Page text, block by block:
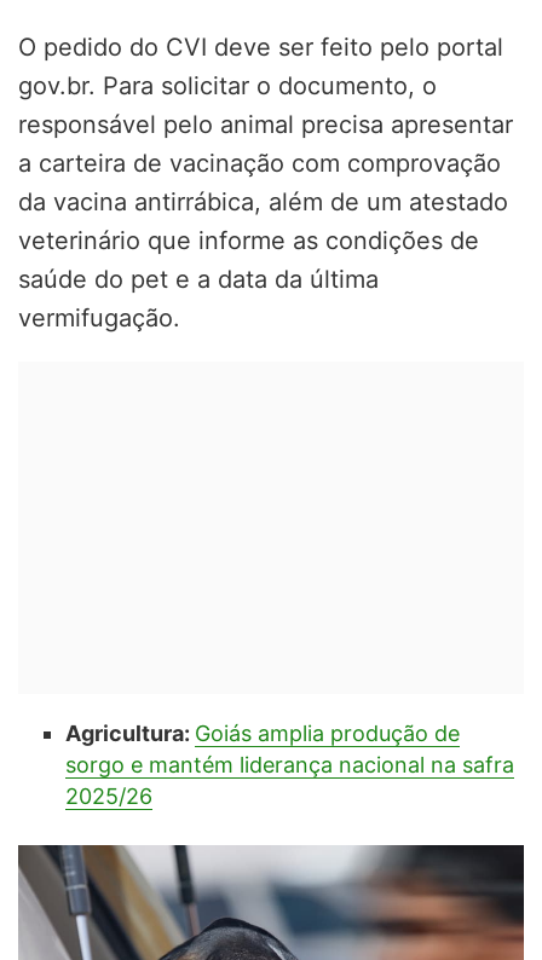
O pedido do CVI deve ser feito pelo portal
gov.br. Para solicitar o documento, o
responsável pelo animal precisa apresentar
a carteira de vacinação com comprovação
da vacina antirrábica, além de um atestado
veterinário que informe as condições de
saúde do pet e a data da última
vermifugação.
Agricultura: Goiás amplia produção de
sorgo e mantém liderança nacional na safra
2025/26